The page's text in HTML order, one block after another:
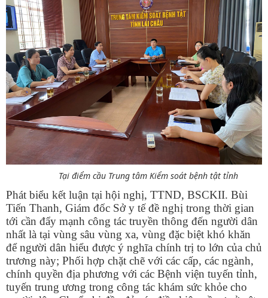
Tại điểm cầu Trung tâm Kiểm soát bệnh tật tỉnh
Phát biểu kết luận tại hội nghị, TTND, BSCKII. Bùi
Tiến Thanh, Giám đốc Sở y tế đề nghị trong thời gian
tới cần đẩy mạnh công tác truyền thông đến người dân
nhất là tại vùng sâu vùng xa, vùng đặc biệt khó khăn
để người dân hiểu được ý nghĩa chính trị to lớn của chủ
trương này; Phối hợp chặt chẽ với các cấp, các ngành,
chính quyền địa phương với các Bệnh viện tuyến tỉnh,
tuyến trung ương trong công tác khám sức khỏe cho